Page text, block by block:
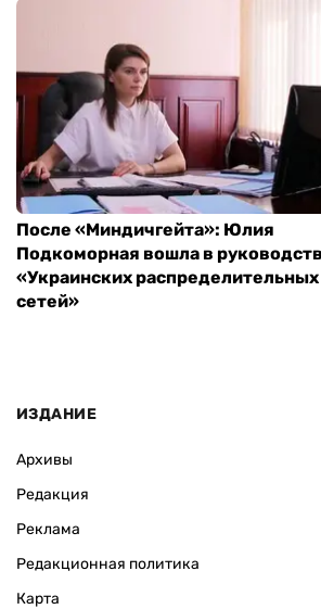
После «Миндичгейта»: Юлия
Подкоморная вошла в
«Украинских распределительных
сетей»
ИЗДАНИЕ
Архивы
Редакция
Реклама
Редакционная политика
Карта